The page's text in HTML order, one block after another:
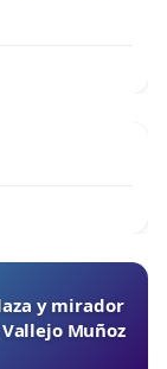
y mirador
Muñoz